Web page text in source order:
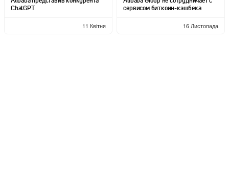
ChatGPT
11 Квітня
сервисом биткоин-кэшбека
16 Листопада